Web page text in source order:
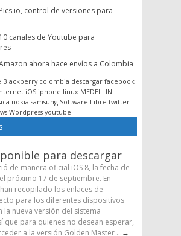
Pics.io, control de versiones para
10 canales de Youtube para
ahora hace envíos a Colombia
Blackberry colombia descargar facebook
iOS iphone linux MEDELLIN
nokia samsung Software Libre twitter
Wordpress youtube
para descargar
de manera oficial iOS 8, la fecha de
próximo 17 de septiembre. En
recopilado los enlaces de
para los diferentes dispositivos
la nueva versión del sistema
que para quienes no desean esperar,
a la versión Golden Master ...→